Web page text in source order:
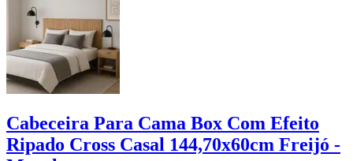
Cabeceira Para Cama Box Com Efeito
Ripado Cross Casal 144,70x60cm Freijó -